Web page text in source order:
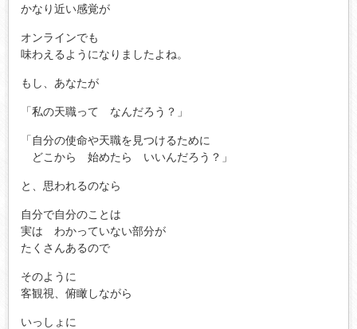
かなり近い感覚が
オンラインでも
味わえるようになりましたよね。
もし、あなたが
「私の天職って なんだろう？」
「自分の使命や天職を見つけるために
どこから 始めたら いいんだろう？」
と、思われるのなら
自分で自分のことは
実は わかっていない部分が
たくさんあるので
そのように
客観視、俯瞰しながら
いっしょに